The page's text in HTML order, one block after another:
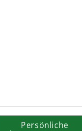
Persönliche
macht feine